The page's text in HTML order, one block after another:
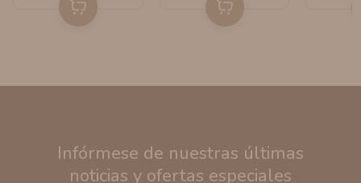
Infórmese de nuestras últimas
noticias y ofertas especiales